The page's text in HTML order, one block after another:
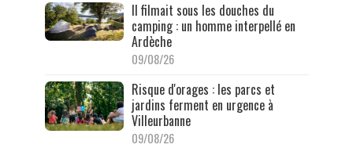
Il filmait sous les douches du
camping : un homme interpellé en
Ardèche
09/08/26
Risque d'orages : les parcs et
jardins ferment en urgence à
Villeurbanne
09/08/26